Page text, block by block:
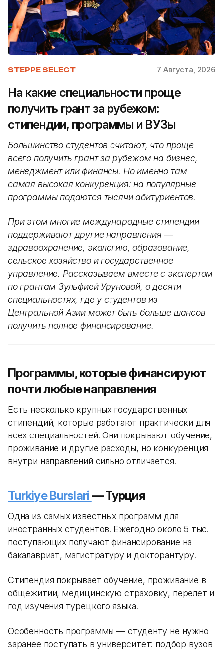
STEPPE SELECT 7 Августа, 2026
На какие специальности проще
получить грант за рубежом:
стипендии, программы и ВУЗы
Большинство студентов считают, что проще
всего получить грант за рубежом на бизнес,
менеджмент или финансы. Но именно там
самая высокая конкуренция: на популярные
программы подаются тысячи абитуриентов.
При этом многие международные стипендии
поддерживают другие направления —
здравоохранение, экологию, образование,
сельское хозяйство и государственное
управление. Рассказываем вместе с экспертом
по грантам Зульфией Уруновой, о десяти
специальностях, где у студентов из
Центральной Азии может быть больше шансов
получить полное финансирование.
Программы, которые финансируют
почти любые направления
Есть несколько крупных государственных
стипендий, которые работают практически для
всех специальностей. Они покрывают обучение,
проживание и другие расходы, но конкуренция
внутри направлений сильно отличается.
Turkiye Burslari— Турция
Одна из самых известных программ для
иностранных студентов. Ежегодно около 5 тыс.
поступающих получают финансирование на
бакалавриат, магистратуру и докторантуру.
Стипендия покрывает обучение, проживание в
общежитии, медицинскую страховку, перелет и
год изучения турецкого языка.
Особенность программы — студенту не нужно
заранее поступать в университет: подбор вузов